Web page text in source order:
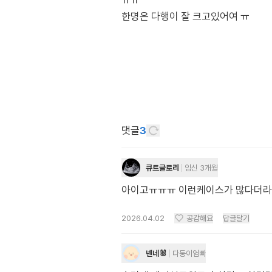
댓글3
큐트글로리 임신 3개월
아이고ㅠㅠㅠ 이런케이스가 많다더
2026.04.02 공감해요 답글달기
넨네🐰 다둥이엄빠